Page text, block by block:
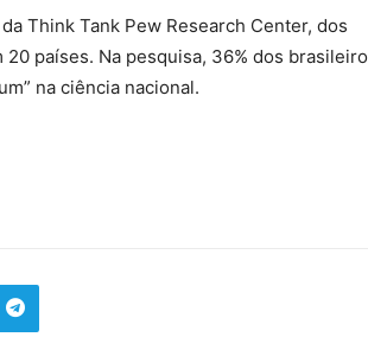
Think Tank Pew Research Center, dos
países. Na pesquisa, 36% dos brasileiro
na ciência nacional.